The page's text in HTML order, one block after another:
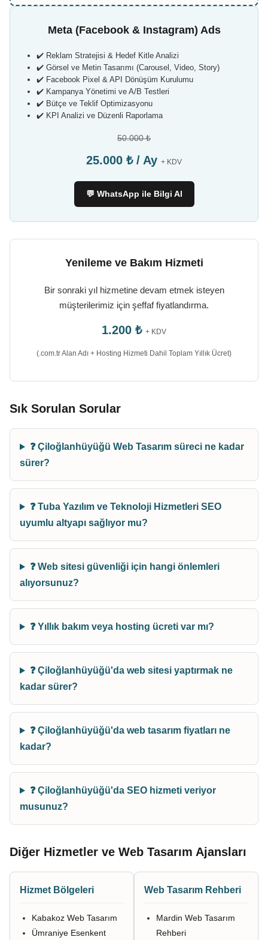
Meta (Facebook & Instagram) Ads
✔️ Reklam Stratejisi & Hedef Kitle Analizi
✔️ Görsel ve Metin Tasarımı (Carousel, Video, Story)
✔️ Facebook Pixel & API Dönüşüm Kurulumu
✔️ Kampanya Yönetimi ve A/B Testleri
✔️ Bütçe ve Teklif Optimizasyonu
✔️ KPI Analizi ve Düzenli Raporlama
50.000 ₺
25.000 ₺ / Ay + KDV
💬 WhatsApp ile Bilgi Al
Yenileme ve Bakım Hizmeti
Bir sonraki yıl hizmetine devam etmek isteyen
müşterilerimiz için şeffaf fiyatlandırma.
1.200 ₺ + KDV
(.com.tr Alan Adı + Hosting Hizmeti Dahil Toplam Yıllık Ücret)
Sık Sorulan Sorular
❓ Çiloğlanhüyüğü Web Tasarım süreci ne kadar
sürer?
❓ Tuba Yazılım ve Teknoloji Hizmetleri SEO
uyumlu altyapı sağlıyor mu?
❓ Web sitesi güvenliği için hangi önlemleri
alıyorsunuz?
❓ Yıllık bakım veya hosting ücreti var mı?
❓ Çiloğlanhüyüğü'da web sitesi yaptırmak ne
kadar sürer?
❓ Çiloğlanhüyüğü'da web tasarım fiyatları ne
kadar?
❓ Çiloğlanhüyüğü'da SEO hizmeti veriyor
musunuz?
Diğer Hizmetler ve Web Tasarım Ajansları
Hizmet Bölgeleri
Kabakoz Web Tasarım
Ümraniye Esenkent
Web Tasarım Rehberi
Mardin Web Tasarım
Rehberi